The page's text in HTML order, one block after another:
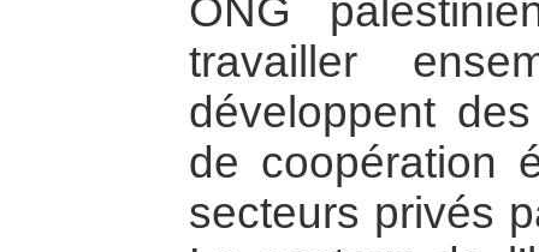
ONG
travailler
développent
de coopération
secteurs privés